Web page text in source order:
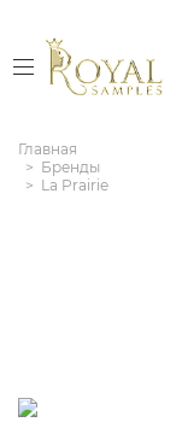
Главная
Бренды
La Prairie